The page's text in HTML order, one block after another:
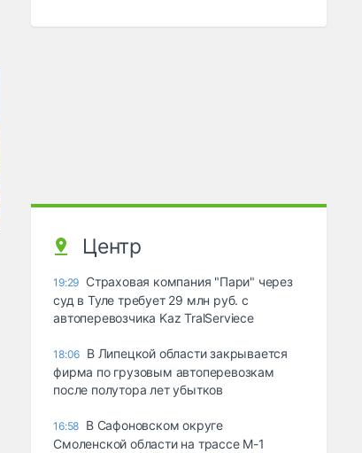
Центр
19:29 Страховая компания "Пари" через
суд в Туле требует 29 млн руб. с
автоперевозчика Kaz TralServiece
18:06 В Липецкой области закрывается
фирма по грузовым автоперевозкам
после полутора лет убытков
16:58 В Сафоновском округе
Смоленской области на трассе М-1